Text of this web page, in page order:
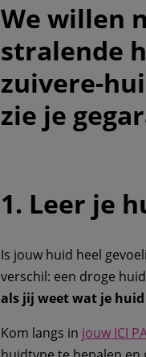
We willen
stralende
zuivere-
zie je
1. Leer je
Is jouw huid heel
verschil: een droge
als jij weet wat je
Kom langs in jouw ICI